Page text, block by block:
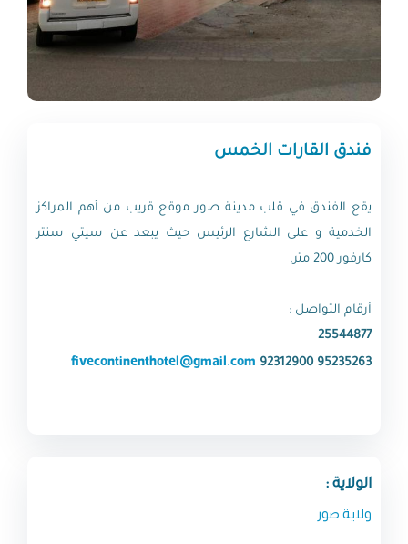
فندق القارات الخمس
يقع الفندق في قلب مدينة صور موقع قريب من أهم المراكز
الخدمية و على الشارع الرئيس حيث يبعد عن سيتي سنتر
كارفور 200 متر.
أرقام التواصل :
25544877
95235263
92312900
fivecontinenthotel@gmail.com
الولاية :
ولاية صور